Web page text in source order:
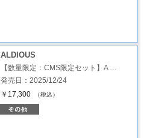
ALDIOUS
【数量限定：CMS限定セット】A …
発売日：2025/12/24
￥17,300
（税込）